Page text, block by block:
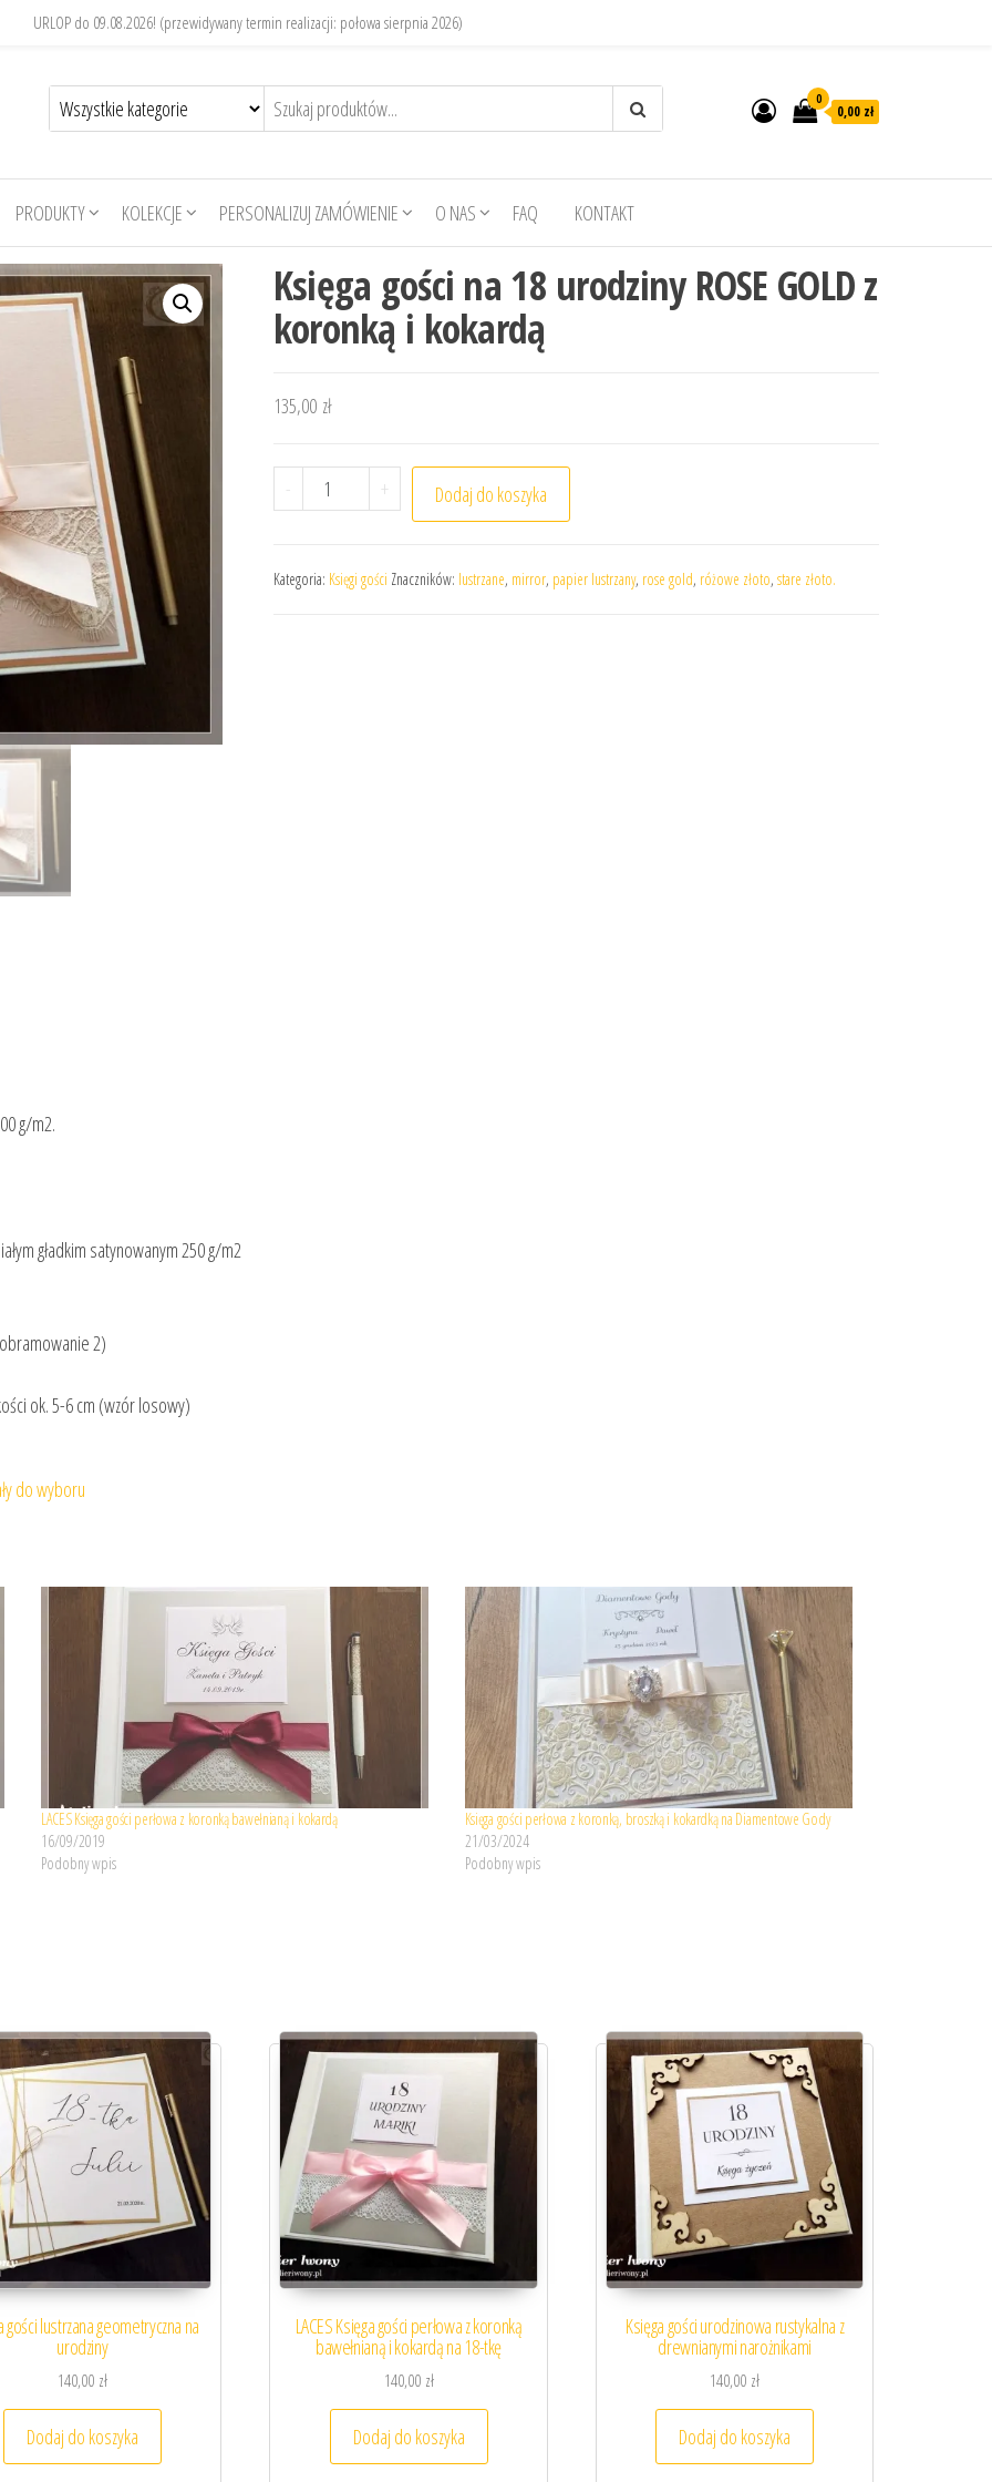
0
0,00 zł
PRODUKTY KOLEKCJE PERSONALIZUJ ZAMÓWIENIE O NAS FAQ KONTAKT
Księga gości na 18 urodziny ROSE GOLD z
koronką i kokardą
135,00 zł
- ilość Księga gości na 18 urodziny ROSE GOLD z koronką i kokardą
+ Dodaj do koszyka
Kategoria: Księgi gości Znaczników: lustrzane, mirror, papier lustrzany, rose gold, różowe złoto, stare złoto.
g/m2.
gładkim satynowanym 250 g/m2
2)
ok. 5-6 cm (wzór losowy)
do wyboru
LACES Księga gości perłowa z koronką bawełnianą i kokardą
16/09/2019
Podobny wpis
Księga gości perłowa z koronką, broszką i kokardką na Diamentowe Gody
21/03/2024
Podobny wpis
gości lustrzana geometryczna na
urodziny
140,00 zł
Dodaj do koszyka
LACES Księga gości perłowa z koronką
bawełnianą i kokardą na 18-tkę
140,00 zł
Dodaj do koszyka
Księga gości urodzinowa rustykalna z
drewnianymi narożnikami
140,00 zł
Dodaj do koszyka
URLOP do 09.08.2026! (przewidywany termin realizacji: połowa sierpnia 2026)